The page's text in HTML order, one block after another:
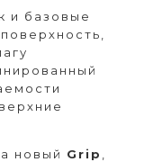
и базовые
новый Grip